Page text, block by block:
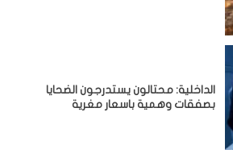
الداخلية: محتالون يستدرجون الضحايا
بصفقات وهمية باسعار مغرية